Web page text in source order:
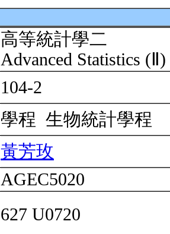
高等統計學二
Advanced Statistics (Ⅱ)
104-2
學程 生物統計學程
黃芳玫
AGEC5020
627 U0720